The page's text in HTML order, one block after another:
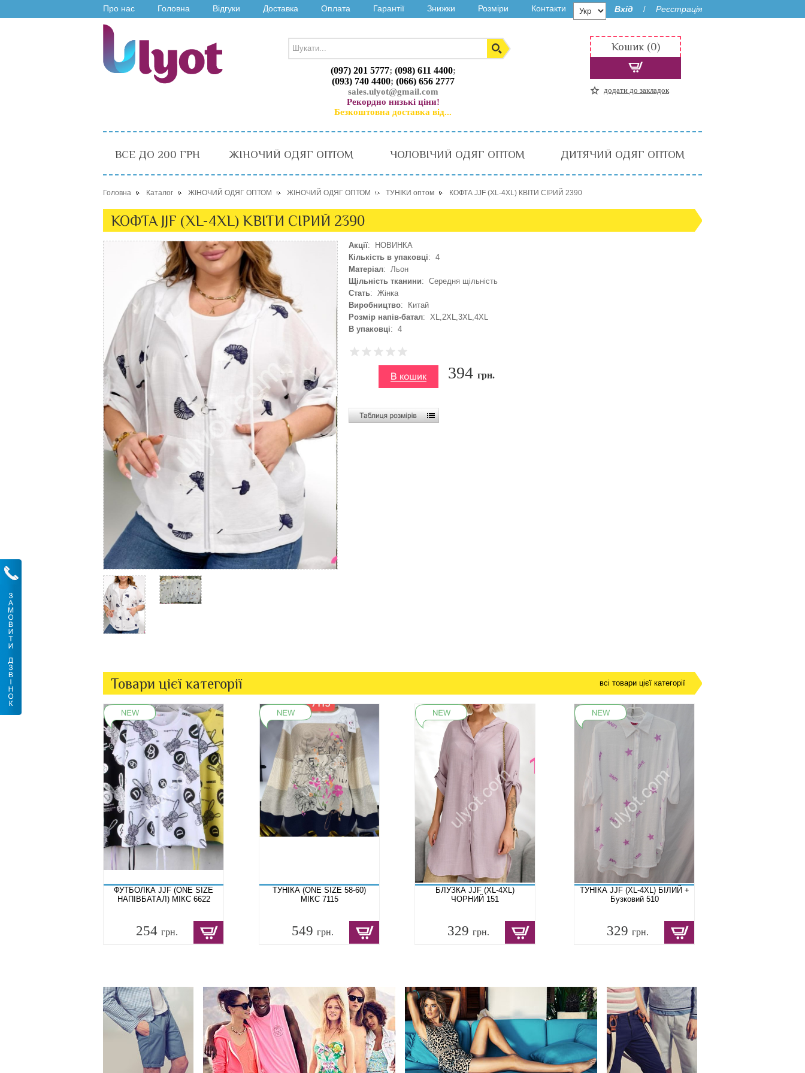
Про нас Головна Відгуки Доставка Оплата Гарантії Знижки Розміри Контакти Вхід / Реєстрація
(097) 201 5777; (098) 611 4400;
(093) 740 4400; (066) 656 2777
sales.ulyot@gmail.com
Рекордно низькі ціни!
Безкоштовна доставка від...
Кошик (0)
додати до закладок
ВСЕ ДО 200 ГРН ЖІНОЧИЙ ОДЯГ ОПТОМ ЧОЛОВІЧИЙ ОДЯГ ОПТОМ ДИТЯЧИЙ ОДЯГ ОПТОМ
Головна Каталог ЖІНОЧИЙ ОДЯГ ОПТОМ ЖІНОЧИЙ ОДЯГ ОПТОМ ТУНІКИ оптом КОФТА JJF (XL-4XL) КВІТИ СІРИЙ 2390
КОФТА JJF (XL-4XL) КВІТИ СІРИЙ 2390
Акції: НОВИНКА
Кількість в упаковці: 4
Матеріал: Льон
Щільність тканини: Середня щільність
Стать: Жінка
Виробництво: Китай
Розмір напів-батал: XL,2XL,3XL,4XL
В упаковці: 4
394 грн.
Товари цієї категорії всі товари цієї категорії
ФУТБОЛКА JJF (ONE SIZE
НАПІВБАТАЛ) МІКС 6622
254 грн.
ТУНІКА (ONE SIZE 58-60)
МІКС 7115
549 грн.
БЛУЗКА JJF (XL-4XL)
ЧОРНИЙ 151
329 грн.
ТУНІКА JJF (XL-4XL) БІЛИЙ +
Бузковий 510
329 грн.